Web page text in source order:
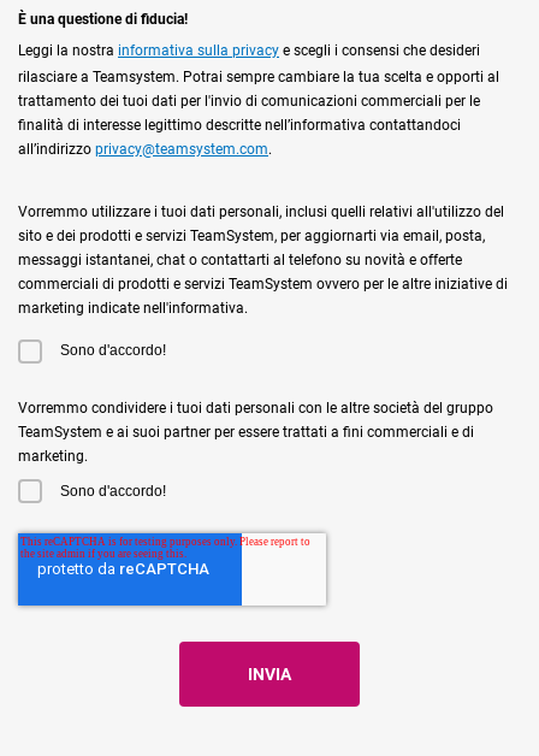
È una questione di fiducia!
Leggi la nostra informativa sulla privacy e scegli i consensi che desideri
rilasciare a Teamsystem. Potrai sempre cambiare la tua scelta e opporti al
trattamento dei tuoi dati per l'invio di comunicazioni commerciali per le
finalità di interesse legittimo descritte nell’informativa contattandoci
all’indirizzo privacy@teamsystem.com.
Vorremmo utilizzare i tuoi dati personali, inclusi quelli relativi all'utilizzo del
sito e dei prodotti e servizi TeamSystem, per aggiornarti via email, posta,
messaggi istantanei, chat o contattarti al telefono su novità e offerte
commerciali di prodotti e servizi TeamSystem ovvero per le altre iniziative di
marketing indicate nell'informativa.
Sono d'accordo!
Vorremmo condividere i tuoi dati personali con le altre società del gruppo
TeamSystem e ai suoi partner per essere trattati a fini commerciali e di
marketing.
Sono d'accordo!